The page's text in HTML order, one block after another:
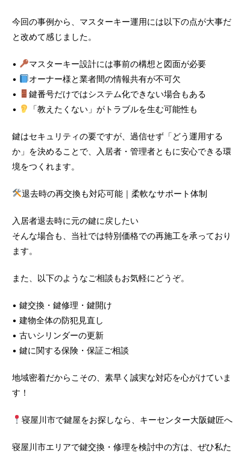
今回の事例から、マスターキー運用には以下の点が大事だ
と改めて感じました。
•
マスターキー設計には事前の構想と図面が必要
•
オーナー様と業者間の情報共有が不可欠
•
鍵番号だけではシステム化できない場合もある
•
「教えたくない」がトラブルを生む可能性も
鍵はセキュリティの要ですが、過信せず「どう運用する
か」を決めることで、入居者・管理者ともに安心できる環
境をつくれます。
退去時の再交換も対応可能｜柔軟なサポート体制
入居者退去時に元の鍵に戻したい
そんな場合も、当社では特別価格での再施工を承っており
ます。
また、以下のようなご相談もお気軽にどうぞ。
• 鍵交換・鍵修理・鍵開け
• 建物全体の防犯見直し
• 古いシリンダーの更新
• 鍵に関する保険・保証ご相談
地域密着だからこその、素早く誠実な対応を心がけていま
す！
寝屋川市で鍵屋をお探しなら、キーセンター大阪鍵匠へ
寝屋川市エリアで鍵交換・修理を検討中の方は、ぜひ私た